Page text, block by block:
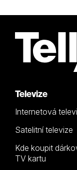
Televize
Internetová
Satelitní televize
Kde koupit
TV kartu